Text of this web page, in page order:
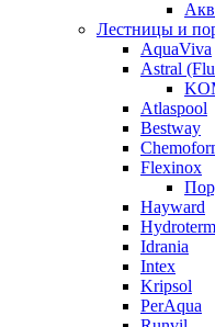
Лестницы и
AquaViva
Astral
Atlaspool
Bestway
Flexinox
Hayward
Idrania
Intex
Kripsol
PerAqua